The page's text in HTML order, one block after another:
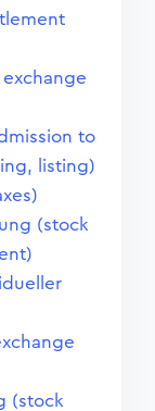
to
listing)
(stock
(stock